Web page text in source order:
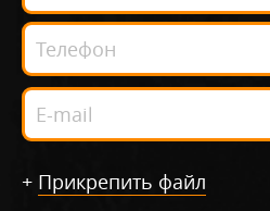
+ Прикрепить файл